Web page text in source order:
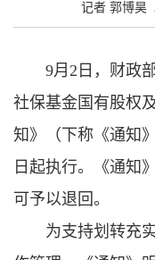
记者 郭博昊
9月2日，财政
社保基金国有股权
知》（下称《通知
日起执行。《通知
可予以退回。
为支持划转充